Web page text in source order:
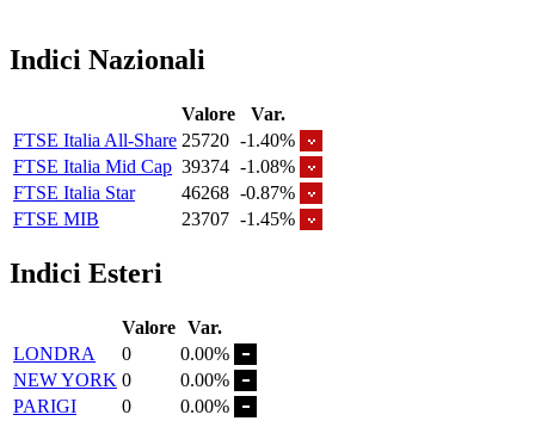
Indici Nazionali
Valore
Var.
FTSE Italia All-Share 25720 -1.40%
FTSE Italia Mid Cap 39374 -1.08%
FTSE Italia Star
46268 -0.87%
FTSE MIB
23707 -1.45%
Indici Esteri
Valore Var.
LONDRA
0
0.00%
NEW YORK 0
0.00%
PARIGI
0
0.00%